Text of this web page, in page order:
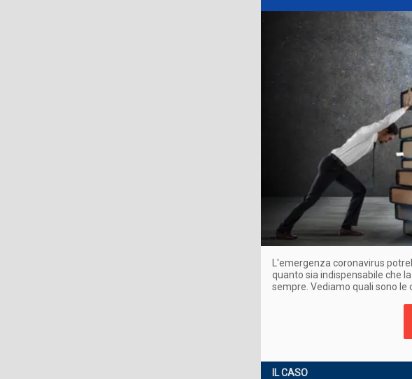
L'emergenza coronavirus
quanto sia indispensabile che
sempre. Vediamo quali sono
IL CASO